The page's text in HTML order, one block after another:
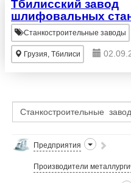
подшипниковой
промышленности, нар...
Тбилисский завод
шлифовальных
Станкостроительные заводы
Грузия, Тбилиси
Предприятия
Производители